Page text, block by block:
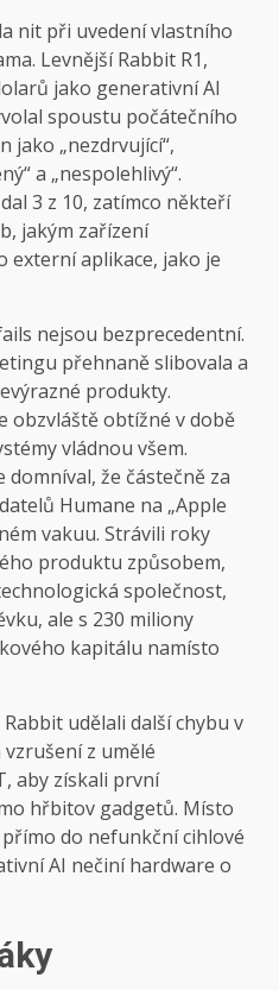
nit při uvedení vlastního
Levnější Rabbit R1,
jako generativní AI
spoustu počátečního
jako „nezdrvující“,
a „nespolehlivý“.
3 z 10, zatímco někteří
jakým zařízení
externí aplikace, jako je
nejsou bezprecedentní.
přehnaně slibovala a
produkty.
obzvláště obtížné v době
vládnou všem.
domníval, že částečně za
Humane na „Apple
vakuu. Strávili roky
produktu způsobem,
společnost,
ale s 230 miliony
kapitálu namísto
udělali další chybu v
z umělé
aby získali první
hřbitov gadgetů. Místo
do nefunkční cihlové
AI nečiní hardware o